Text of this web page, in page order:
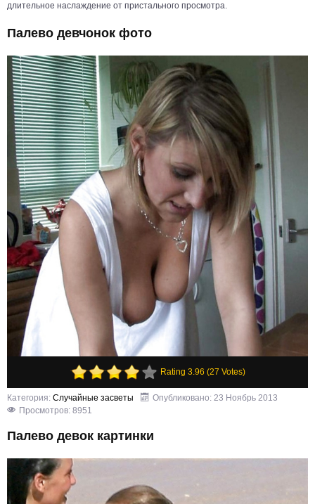
ЛУЧШИЕ ЗАСВЕТЫ
длительное наслаждение от пристального просмотра.
Палево девчонок фото
Rating 3.96 (27 Votes)
Категория: Случайные засветы
Опубликовано: 23 Ноябрь 2013
Просмотров: 8951
Палево девок картинки